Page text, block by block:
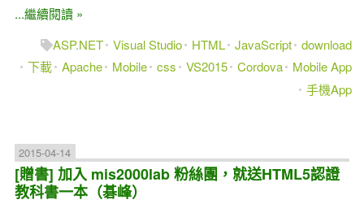
...繼續閱讀 »
ASP.NET Visual Studio HTML JavaScript download
下載 Apache Mobile css VS2015 Cordova
Mobile App
手機App
2015-04-14
[贈書] 加入 mis2000lab 粉絲團，就送HTML5認證
教科書一本（碁峰）